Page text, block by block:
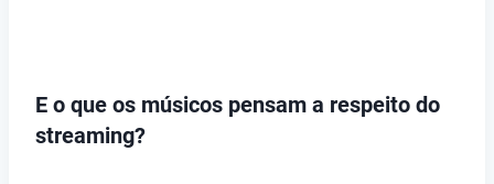
E o que os músicos pensam a respeito do
streaming?